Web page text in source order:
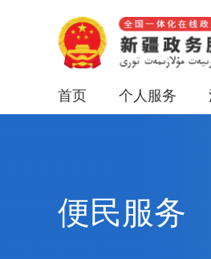
首页 个人服务
便民服务